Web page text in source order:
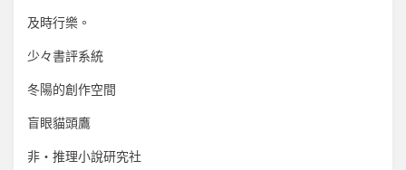
及時行樂。
少々書評系統
冬陽的創作空間
盲眼貓頭鷹
非‧推理小說研究社